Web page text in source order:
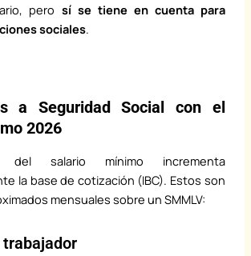
pero sí se tiene en cuenta para
sociales.
a Seguridad Social con el
2026
del salario mínimo incrementa
la base de cotización (IBC). Estos son
mensuales sobre un SMMLV: